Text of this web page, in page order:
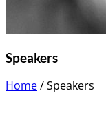
Speakers
Home/Speakers